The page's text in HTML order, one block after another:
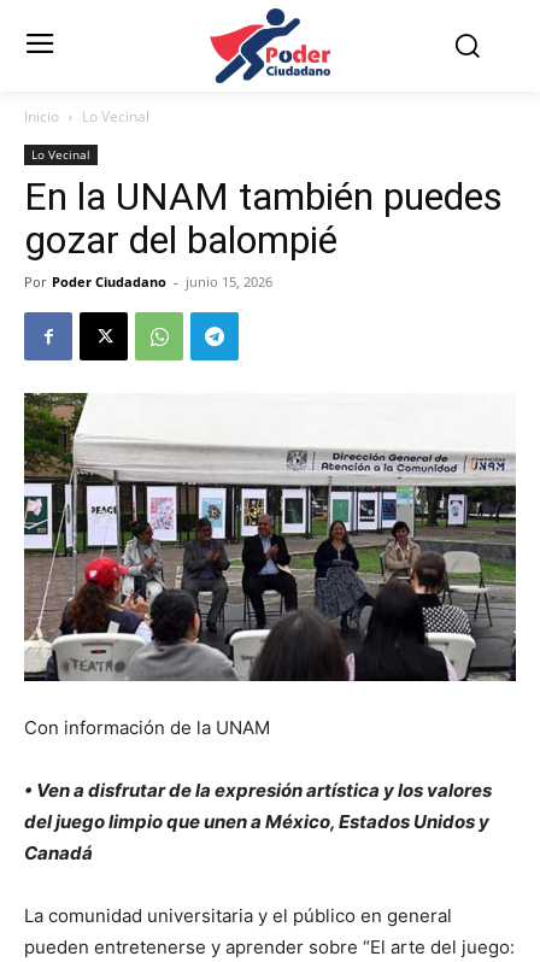
Inicio Lo Vecinal
Lo Vecinal
En la UNAM también puedes
gozar del balompié
Por Poder Ciudadano - junio 15, 2026
Con información de la UNAM
• Ven a disfrutar de la expresión artística y los valores
del juego limpio que unen a México, Estados Unidos y
Canadá
La comunidad universitaria y el público en general
pueden entretenerse y aprender sobre “El arte del juego: